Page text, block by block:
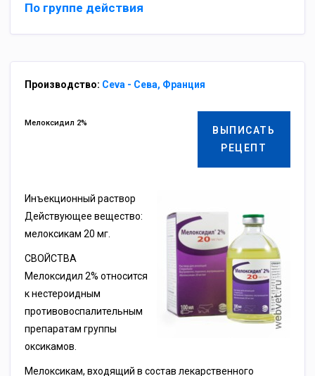
По группе действия
Производство: Ceva - Сева, Франция
ВЫПИСАТЬ
РЕЦЕПТ
Мелоксидил 2%
Инъекционный раствор
Действующее вещество:
мелоксикам 20 мг.
СВОЙСТВА
Мелоксидил 2% относится
к нестероидным
противовоспалительным
препаратам группы
оксикамов.
Мелоксикам, входящий в состав лекарственного